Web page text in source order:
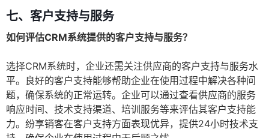
七、客户支持与服务
如何评估CRM系统提供的客户支持与服务？
选择CRM系统时，企业还需关注供应商的客户支持与服务水
平。良好的客户支持能够帮助企业在使用过程中解决各种问
题，确保系统的正常运转。企业可以通过查看供应商的服务
响应时间、技术支持渠道、培训服务等来评估其客户支持能
力。纷享销客在客户支持方面表现优异，提供24小时技术支